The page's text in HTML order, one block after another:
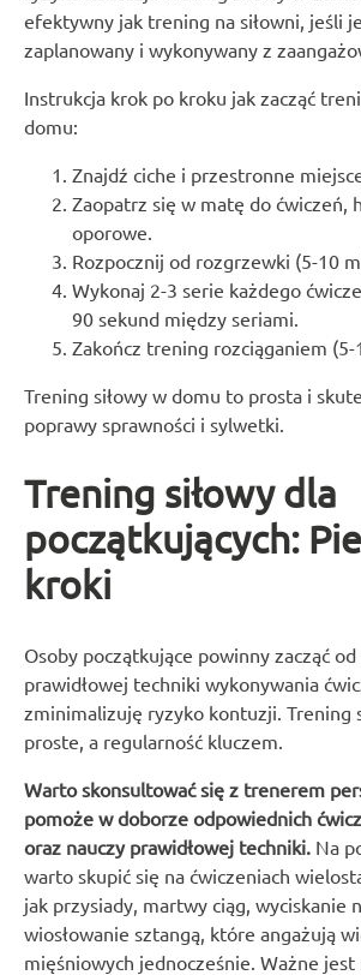
efektywny jak trening na siłowni, jeśli
zaplanowany i wykonywany z
Instrukcja krok po kroku jak zacząć
domu:
Znajdź ciche i przestronne
Zaopatrz się w matę do ćwiczeń,
oporowe.
Rozpocznij od rozgrzewki (5-10
Wykonaj 2-3 serie każdego
90 sekund między seriami.
Zakończ trening rozciąganiem
Trening siłowy w domu to prosta i
poprawy sprawności i sylwetki.
Trening siłowy dla
początkujących:
kroki
Osoby początkujące powinny zacząć od
prawidłowej techniki wykonywania
zminimalizuję ryzyko kontuzji. Trening
proste, a regularność kluczem.
Warto skonsultować się z trenerem
pomoże w doborze odpowiednich
oraz nauczy prawidłowej techniki. Na
warto skupić się na ćwiczeniach
jak przysiady, martwy ciąg, wyciskanie
wiosłowanie sztangą, które angażują
mięśniowych jednocześnie. Ważne